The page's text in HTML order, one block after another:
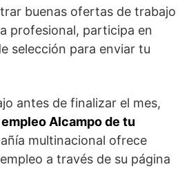
buenas ofertas de trabajo
profesional, participa en
selección para enviar tu
antes de finalizar el mes,
Alcampo de tu
multinacional ofrece
a través de su página